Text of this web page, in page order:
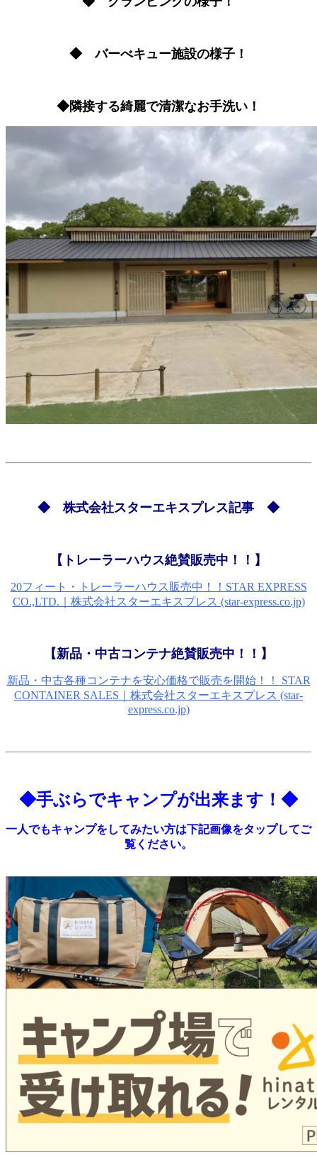
◆ バーべキュー施設の様子！
◆隣接する綺麗で清潔なお手洗い！
◆ 株式会社スターエキスプレス記事 ◆
【トレーラーハウス絶賛販売中！！】
20フィート・トレーラーハウス販売中！！STAR EXPRESS
CO.,LTD.｜株式会社スターエキスプレス (star-express.co.jp)
【新品・中古コンテナ絶賛販売中！！】
新品・中古各種コンテナを安心価格で販売を開始！！ STAR
CONTAINER SALES｜株式会社スターエキスプレス (star-
express.co.jp)
◆手ぶらでキャンプが出来ます！◆
一人でもキャンプをしてみたい方は下記画像をタップしてご
覧ください。